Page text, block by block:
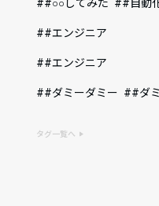
#○○してみた #自動
#エンジニア
#エンジニア
#ダミーダミー #ダ
タグ一覧へ